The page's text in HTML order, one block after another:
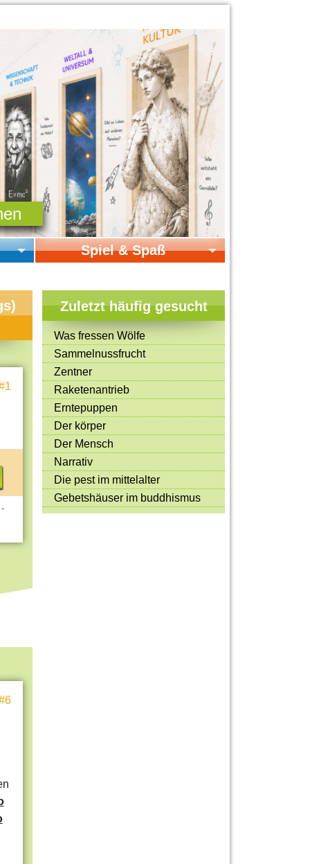
Spiel & Spaß
Online-Spiele
Mitmachen & Kreatives
Bücher & Filme
Quiz-Spiele
Spiele & Ideen
Jugendreporter
Rezeptideen
Game-Tests
Reisen, Events & Sport
E-Cards
-
Zuletzt häufig gesucht
Was fressen Wölfe
Sammelnussfrucht
Zentner
Raketenantrieb
Erntepuppen
Der körper
Der Mensch
Narrativ
Die pest im mittelalter
Gebetshäuser im buddhismus